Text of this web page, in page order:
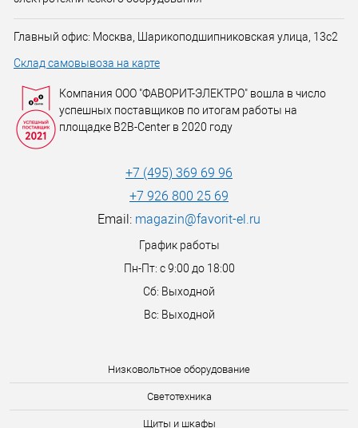
Низковольтное оборудование
Светотехника
Щиты и шкафы
Главный офис: Москва, Шарикоподшипниковская улица, 13с2
Склад самовывоза на карте
Компания ООО "ФАВОРИТ-ЭЛЕКТРО" вошла в число
успешных поставщиков по итогам работы на
площадке B2B-Center в 2020 году
+7 (495) 369 69 96
+7 926 800 25 69
Email: magazin@favorit-el.ru
График работы
Пн-Пт: с 9:00 до 18:00
Сб: Выходной
Вс: Выходной